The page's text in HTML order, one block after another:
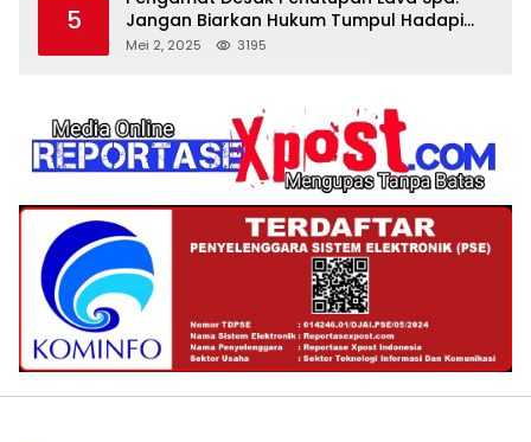
5
Jangan Biarkan Hukum Tumpul Hadapi
‘Spa Berkedok
Mei 2, 2025 3195